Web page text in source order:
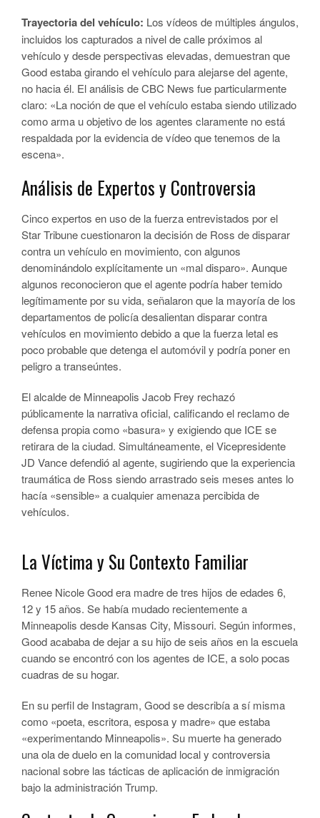
Trayectoria del vehículo: Los vídeos de múltiples ángulos,
incluidos los capturados a nivel de calle próximos al
vehículo y desde perspectivas elevadas, demuestran que
Good estaba girando el vehículo para alejarse del agente,
no hacia él. El análisis de CBC News fue particularmente
claro: «La noción de que el vehículo estaba siendo utilizado
como arma u objetivo de los agentes claramente no está
respaldada por la evidencia de vídeo que tenemos de la
escena».
Análisis de Expertos y Controversia
Cinco expertos en uso de la fuerza entrevistados por el
Star Tribune cuestionaron la decisión de Ross de disparar
contra un vehículo en movimiento, con algunos
denominándolo explícitamente un «mal disparo». Aunque
algunos reconocieron que el agente podría haber temido
legítimamente por su vida, señalaron que la mayoría de los
departamentos de policía desalientan disparar contra
vehículos en movimiento debido a que la fuerza letal es
poco probable que detenga el automóvil y podría poner en
peligro a transeúntes.
El alcalde de Minneapolis Jacob Frey rechazó
públicamente la narrativa oficial, calificando el reclamo de
defensa propia como «basura» y exigiendo que ICE se
retirara de la ciudad. Simultáneamente, el Vicepresidente
JD Vance defendió al agente, sugiriendo que la experiencia
traumática de Ross siendo arrastrado seis meses antes lo
hacía «sensible» a cualquier amenaza percibida de
vehículos.
La Víctima y Su Contexto Familiar
Renee Nicole Good era madre de tres hijos de edades 6,
12 y 15 años. Se había mudado recientemente a
Minneapolis desde Kansas City, Missouri. Según informes,
Good acababa de dejar a su hijo de seis años en la escuela
cuando se encontró con los agentes de ICE, a solo pocas
cuadras de su hogar.
En su perfil de Instagram, Good se describía a sí misma
como «poeta, escritora, esposa y madre» que estaba
«experimentando Minneapolis». Su muerte ha generado
una ola de duelo en la comunidad local y controversia
nacional sobre las tácticas de aplicación de inmigración
bajo la administración Trump.